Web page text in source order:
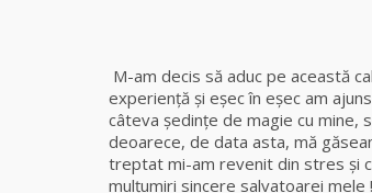
M-am decis să aduc pe această
experienţă și eșec în eșec am
câteva şedinţe de magie cu mine,
deoarece, de data asta, mă
treptat mi-am revenit din stres și
mulţumiri sincere salvatoarei mele !